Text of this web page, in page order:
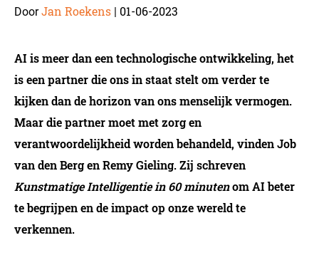
DoorJan Roekens | 01-06-2023
AI is meer dan een technologische ontwikkeling, het
is een partner die ons in staat stelt om verder te
kijken dan de horizon van ons menselijk vermogen.
Maar die partner moet met zorg en
verantwoordelijkheid worden behandeld, vinden Job
van den Berg en Remy Gieling. Zij schreven
Kunstmatige Intelligentie in 60 minutenom AI beter
te begrijpen en de impact op onze wereld te
verkennen.